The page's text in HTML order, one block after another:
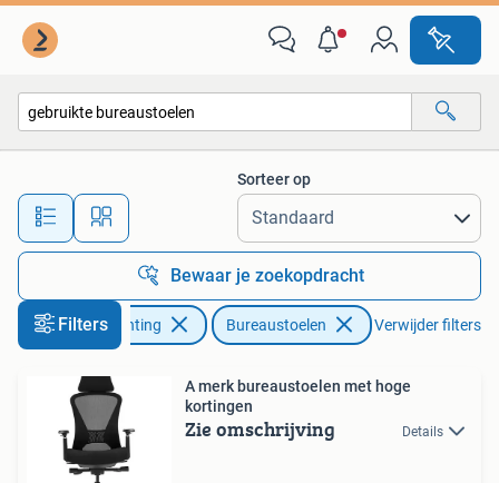
Alle afstanden…
Sorteer op
Bewaar je zoekopdracht
Filters
Huis en Inrichting Bureaustoelen Verwijder filters
A merk bureaustoelen met hoge
kortingen
Zie omschrijving Details